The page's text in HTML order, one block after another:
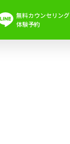
無料カウンセリング
体験予約